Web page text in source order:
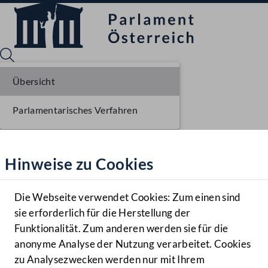
Hilfe
Benutzer
Navigationsmenü öffnen
MENÜ
Hinweise zu Cookies
Die Webseite verwendet Cookies: Zum einen sind
sie erforderlich für die Herstellung der
Funktionalität. Zum anderen werden sie für die
anonyme Analyse der Nutzung verarbeitet. Cookies
zu Analysezwecken werden nur mit Ihrem
Übersicht
Parlamentarisches Verfahren